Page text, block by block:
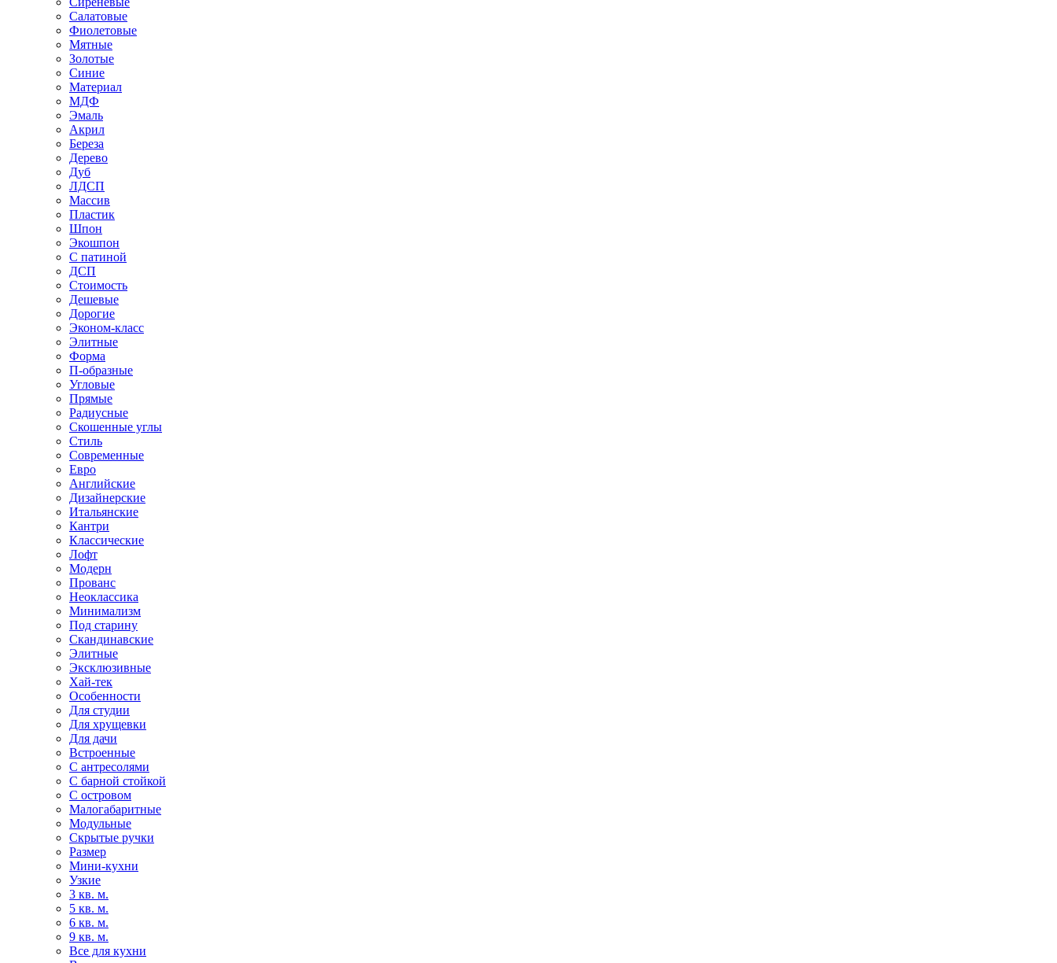
Салатовые
Фиолетовые
Мятные
Золотые
Синие
Материал
МДФ
Эмаль
Акрил
Береза
Дерево
Дуб
ЛДСП
Массив
Пластик
Шпон
Экошпон
С патиной
ДСП
Стоимость
Дешевые
Дорогие
Эконом-класс
Элитные
Форма
П-образные
Угловые
Прямые
Радиусные
Скошенные углы
Стиль
Современные
Евро
Английские
Дизайнерские
Итальянские
Кантри
Классические
Лофт
Модерн
Прованс
Неоклассика
Минимализм
Под старину
Скандинавские
Элитные
Эксклюзивные
Хай-тек
Особенности
Для студии
Для хрущевки
Для дачи
Встроенные
С антресолями
С барной стойкой
С островом
Малогабаритные
Модульные
Скрытые ручки
Размер
Мини-кухни
Узкие
3 кв. м.
5 кв. м.
6 кв. м.
9 кв. м.
Все для кухни